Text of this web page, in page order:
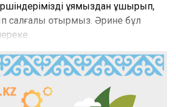
ұямыздан ұшырып,
салғалы отырмыз. Әрине бұл